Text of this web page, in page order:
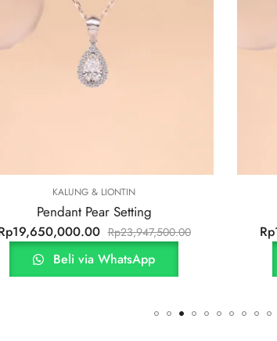
KALUNG & LIONTIN
Pendant Dakota Setting
Rp15,000,000.00 Rp 18,290,000.00
Beli via WhatsApp